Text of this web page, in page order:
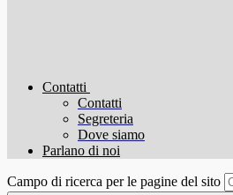
Contatti
Contatti
Segreteria
Dove siamo
Parlano di noi
Campo di ricerca per le pagine del sito